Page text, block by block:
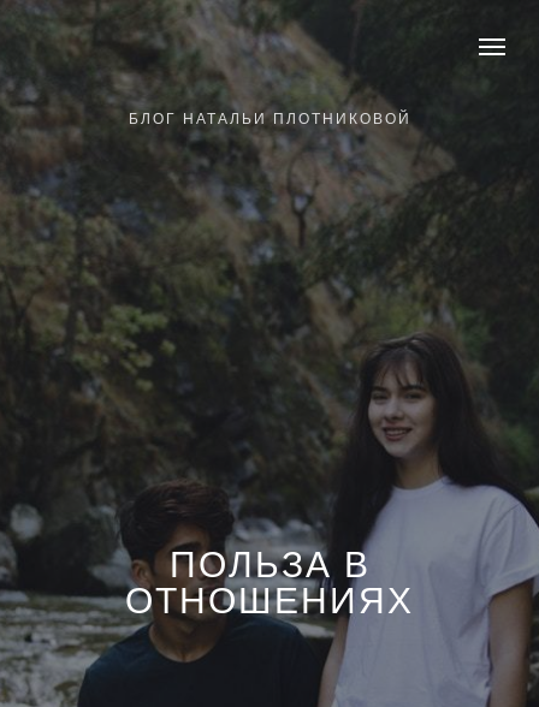
ПОЛЬЗА В
ОТНОШЕНИЯХ
БЛОГ НАТАЛЬИ ПЛОТНИКОВОЙ